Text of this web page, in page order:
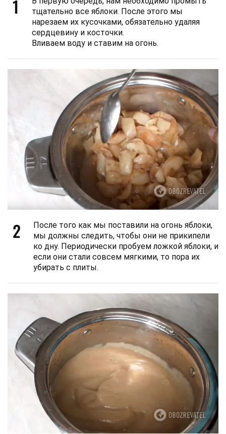
1
тщательно все яблоки. После этого мы
нарезаем их кусочками, обязательно удаляя
сердцевину и косточки.
Вливаем воду и ставим на огонь.
2
После того как мы поставили на огонь яблоки,
мы должны следить, чтобы они не прикипели
ко дну. Периодически пробуем ложкой яблоки, и
если они стали совсем мягкими, то пора их
убирать с плиты.